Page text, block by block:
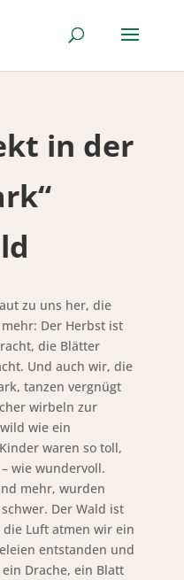
in der
zu uns her, die
mehr: Der Herbst ist
die Blätter
Und auch wir, die
tanzen vergnügt
wirbeln zur
wie ein
waren so toll,
wie wundervoll.
mehr, wurden
Der Wald ist
Luft atmen wir ein
entstanden und
Drache, ein Blatt